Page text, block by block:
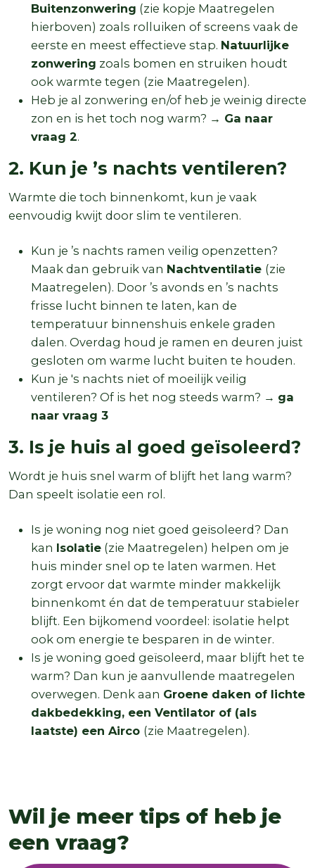
Buitenzonwering (zie kopje Maatregelen
hierboven) zoals rolluiken of screens vaak de
eerste en meest effectieve stap. Natuurlijke
zonwering zoals bomen en struiken houdt
ook warmte tegen (zie Maatregelen).
Heb je al zonwering en/of heb je weinig directe
zon en is het toch nog warm? → Ga naar
vraag 2.
2. Kun je ’s nachts ventileren?
Warmte die toch binnenkomt, kun je vaak
eenvoudig kwijt door slim te ventileren.
Kun je ’s nachts ramen veilig openzetten?
Maak dan gebruik van Nachtventilatie (zie
Maatregelen). Door ’s avonds en ’s nachts
frisse lucht binnen te laten, kan de
temperatuur binnenshuis enkele graden
dalen. Overdag houd je ramen en deuren juist
gesloten om warme lucht buiten te houden.
Kun je 's nachts niet of moeilijk veilig
ventileren? Of is het nog steeds warm? → ga
naar vraag 3
3. Is je huis al goed geïsoleerd?
Wordt je huis snel warm of blijft het lang warm?
Dan speelt isolatie een rol.
Is je woning nog niet goed geïsoleerd? Dan
kan Isolatie (zie Maatregelen) helpen om je
huis minder snel op te laten warmen. Het
zorgt ervoor dat warmte minder makkelijk
binnenkomt én dat de temperatuur stabieler
blijft. Een bijkomend voordeel: isolatie helpt
ook om energie te besparen in de winter.
Is je woning goed geïsoleerd, maar blijft het te
warm? Dan kun je aanvullende maatregelen
overwegen. Denk aan Groene daken of lichte
dakbedekking, een Ventilator of (als
laatste) een Airco (zie Maatregelen).
Wil je meer tips of heb je
een vraag?